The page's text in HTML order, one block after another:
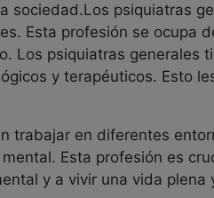
sociedad.Los psiquiatras
Esta profesión se ocupa
Los psiquiatras generales
y terapéuticos. Esto
trabajar en diferentes
Esta profesión es
y a vivir una vida plena